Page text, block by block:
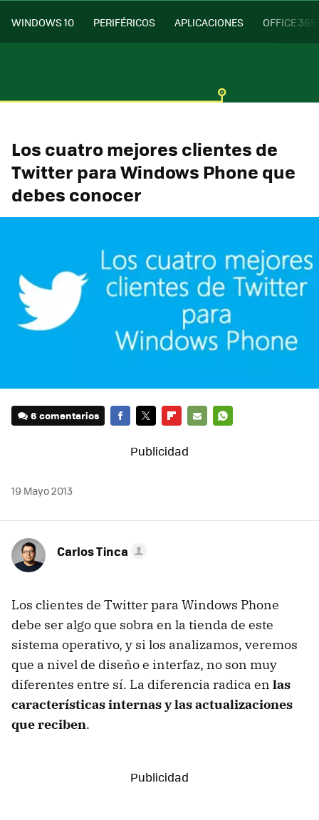
WINDOWS 10 PERIFÉRICOS APLICACIONES OFFICE 365
Los cuatro mejores clientes de
Twitter para Windows Phone que
debes conocer
6 comentarios
MAIL
19 Mayo 2013
Carlos Tinca
Los clientes de Twitter para Windows Phone
debe ser algo que sobra en la tienda de este
sistema operativo, y si los analizamos, veremos
que a nivel de diseño e interfaz, no son muy
diferentes entre sí. La diferencia radica en las
características internas y las actualizaciones
que reciben.